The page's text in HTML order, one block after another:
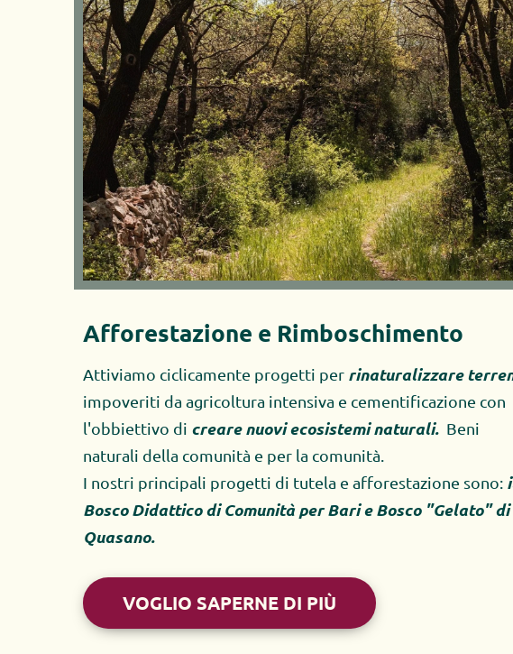
Afforestazione e Rimboschimento
Attiviamo ciclicamente progetti per rinaturalizzare
impoveriti da agricoltura intensiva e cementificazione con
l'obbiettivo di creare nuovi ecosistemi naturali. Beni
naturali della comunità e per la comunità.
I nostri principali progetti di tutela e afforestazione sono:
Bosco Didattico di Comunità per Bari e Bosco "Gelato" di
Quasano.
VOGLIO SAPERNE DI PIÙ